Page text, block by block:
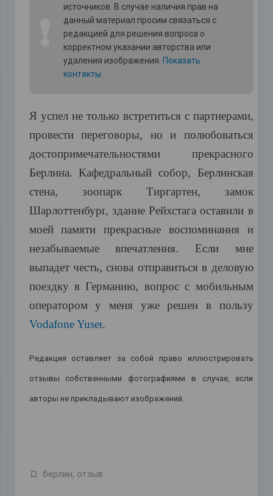
источников. В случае наличия прав на
данный материал просим связаться с
редакцией для решения вопроса о
корректном указании авторства или
удаления изображения. Показать
контакты
Я успел не только встретиться с партнерами,
провести переговоры, но и
полюбоваться
достопримечательностями
прекрасного
Берлина.Кафедральный собор, Берлинская
стена, зоопарк Тиргартен, замок
Шарлоттенбург, здание Рейхстага оставили в
моей
памяти прекрасные воспоминания
и
незабываемые
впечатления. Если
мне
выпадет честь, снова отправиться в деловую
поездку в Германию, вопрос с мобильным
оператором
у меня уже решен в
пользу
Vodafone Yuser.
Редакция оставляет за собой право иллюстрировать
отзывы собственными фотографиями в случае, если
авторы не прикладывают изображений.
берлин, отзыв